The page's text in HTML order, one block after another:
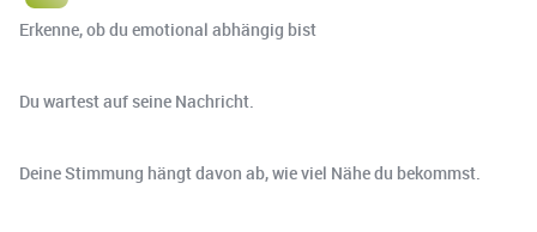
Erkenne, ob du emotional abhängig bist
Du wartest auf seine Nachricht.
Deine Stimmung hängt davon ab, wie viel Nähe du bekommst.